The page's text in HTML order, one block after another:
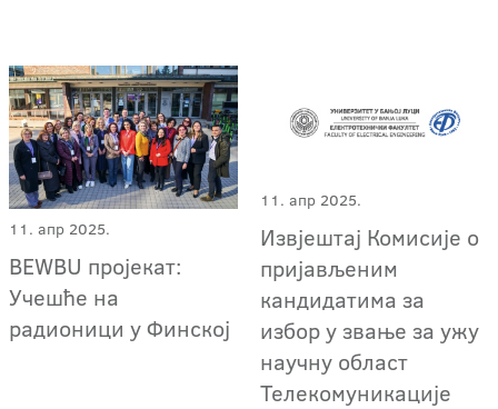
11. апр 2025.
BEWBU пројекат:
Учешће на
радионици у Финској
11. апр 2025.
Извјештај Комисије о
пријављеним
кандидатима за
избор у звање за ужу
научну област
Телекомуникације